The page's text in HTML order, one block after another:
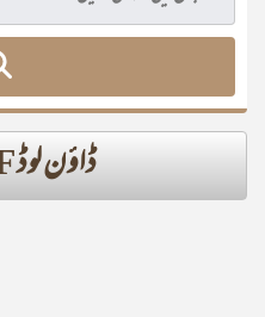
ڈاؤن لوڈ PDF